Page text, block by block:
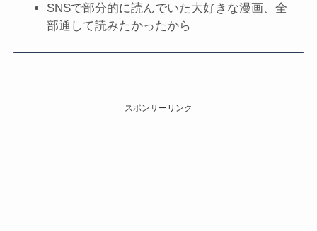
SNSで部分的に読んでいた大好きな漫画、全
部通して読みたかったから
スポンサーリンク